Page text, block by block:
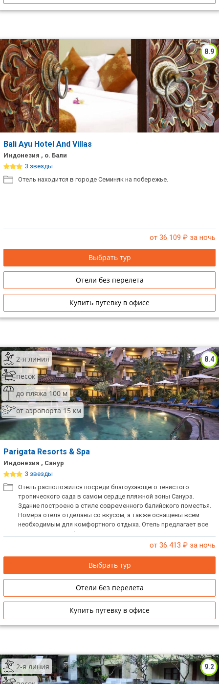
8.9
Bali Ayu Hotel And Villas
Индонезия , о. Бали
3 звезды
Отель находится в городе Семиняк на побережье.
от 36 109 ₽ за ночь
Выбрать тур
Отели без перелета
Купить путевку в офисе
8.4
2-я линия
песок
до пляжа 100 м
от аэропорта 15 км
Parigata Resorts & Spa
Индонезия , Санур
3 звезды
Отель расположился посреди благоухающего тенистого
тропического сада в самом сердце пляжной зоны Санура.
Здание построено в стиле современного балийского поместья.
Номера отеля отделаны со вкусом, а также оснащены всем
необходимым для комфортного отдыха. Отель предлагает все
современные удобства.
от 36 413 ₽ за ночь
Выбрать тур
Отели без перелета
Купить путевку в офисе
9.2
2-я линия